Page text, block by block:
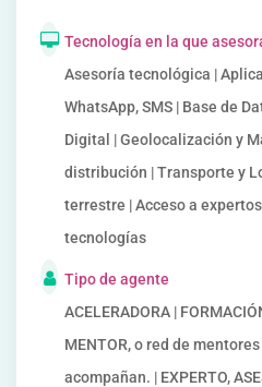
Tecnología en la que
Asesoría tecnológica |
WhatsApp, SMS | Base de
Digital | Geolocalización y
distribución | Transporte y
terrestre | Acceso a
tecnologías
Tipo de agente
ACELERADORA |
MENTOR, o red de
acompañan. | EXPERTO,